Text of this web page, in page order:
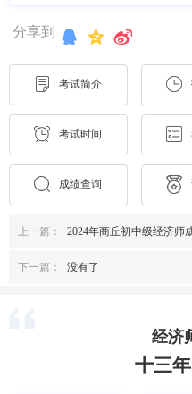
分享到
考试简介
考试时间
成绩查询
上一篇： 2024年商丘初中级经济师
下一篇： 没有了
经济
十三